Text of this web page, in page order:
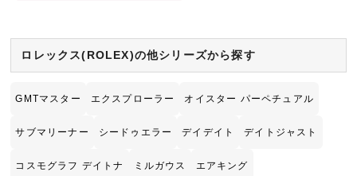
ロレックス(ROLEX)の他シリーズから探す
GMTマスター エクスプローラー オイスター パーペチュアル
サブマリーナー シードゥエラー デイデイト デイトジャスト
コスモグラフ デイトナ ミルガウス エアキング